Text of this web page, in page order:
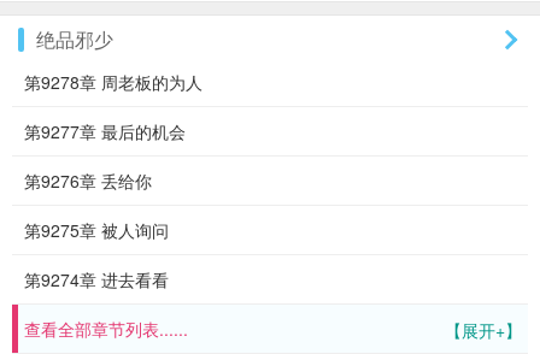
绝品邪少
第9278章 周老板的为人
第9277章 最后的机会
第9276章 丢给你
第9275章 被人询问
第9274章 进去看看
【展开+】
查看全部章节列表......